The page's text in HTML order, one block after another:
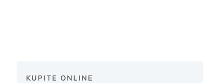
KUPITE ONLINE